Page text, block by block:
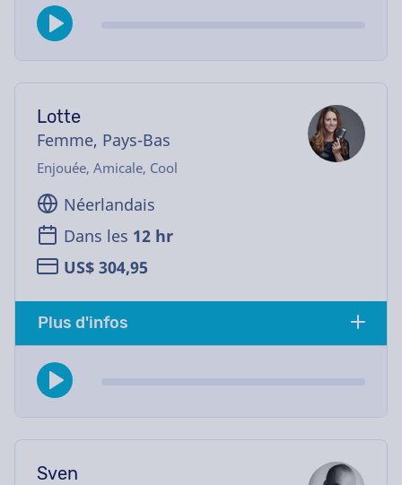
Lotte
Femme, Pays-Bas
Enjouée, Amicale, Cool
Néerlandais
Dans les 12 hr
US$ 304,95
Plus d'infos
Sven